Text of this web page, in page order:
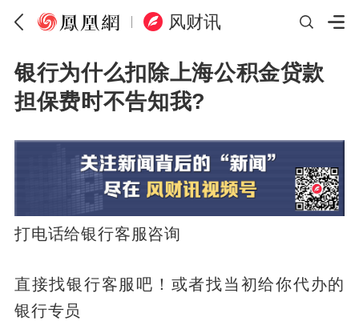
风财讯
银行为什么扣除上海公积金贷款
担保费时不告知我?
打电话给银行客服咨询
直接找银行客服吧！或者找当初给你代办的
银行专员